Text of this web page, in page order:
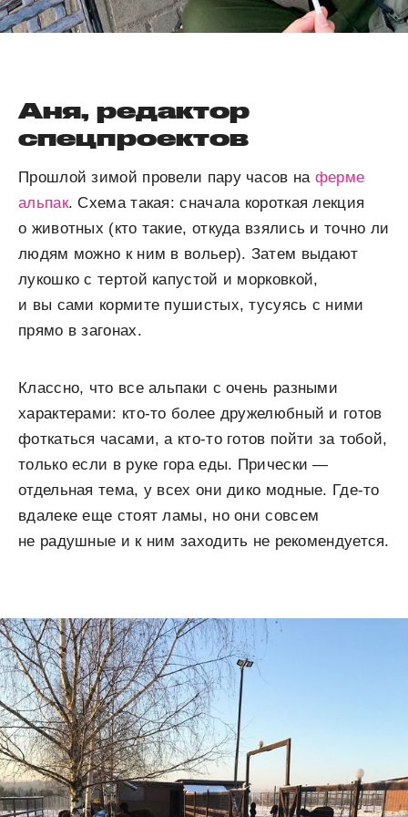
Аня, редактор
спецпроектов
Прошлой зимой провели пару часов на ферме
альпак. Схема такая: сначала короткая лекция
о животных (кто такие, откуда взялись и точно ли
людям можно к ним в вольер). Затем выдают
лукошко с тертой капустой и морковкой,
и вы сами кормите пушистых, тусуясь с ними
прямо в загонах.
Классно, что все альпаки с очень разными
характерами: кто-то более дружелюбный и готов
фоткаться часами, а кто-то готов пойти за тобой,
только если в руке гора еды. Прически —
отдельная тема, у всех они дико модные. Где-то
вдалеке еще стоят ламы, но они совсем
не радушные и к ним заходить не рекомендуется.